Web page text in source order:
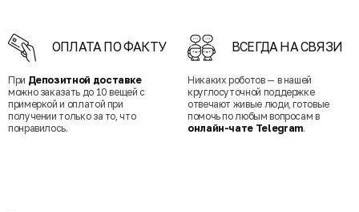
ОПЛАТА ПО ФАКТУ
При Депозитной доставке
можно заказать до 10 вещей с
примеркой и оплатой при
получении только за то, что
понравилось.
ВСЕГДА НА СВЯЗИ
Никаких роботов — в нашей
круглосуточной поддержке
отвечают живые люди, готовые
помочь по любым вопросам в
онлайн-чате Telegram.